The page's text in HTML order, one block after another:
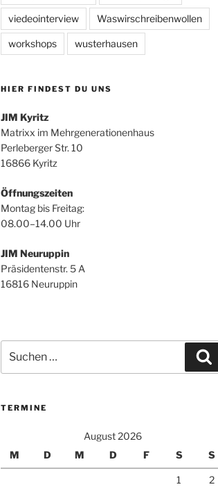
viedeointerview Waswirschreibenwollen
workshops wusterhausen
HIER FINDEST DU UNS
JIM Kyritz
Matrixx im Mehrgenerationenhaus
Perleberger Str. 10
16866 Kyritz
Öffnungszeiten
Montag bis Freitag:
08.00–14.00 Uhr
JIM Neuruppin
Präsidentenstr. 5 A
16816 Neuruppin
nach:
TERMINE
August 2026
M
D M D F S S
1
2